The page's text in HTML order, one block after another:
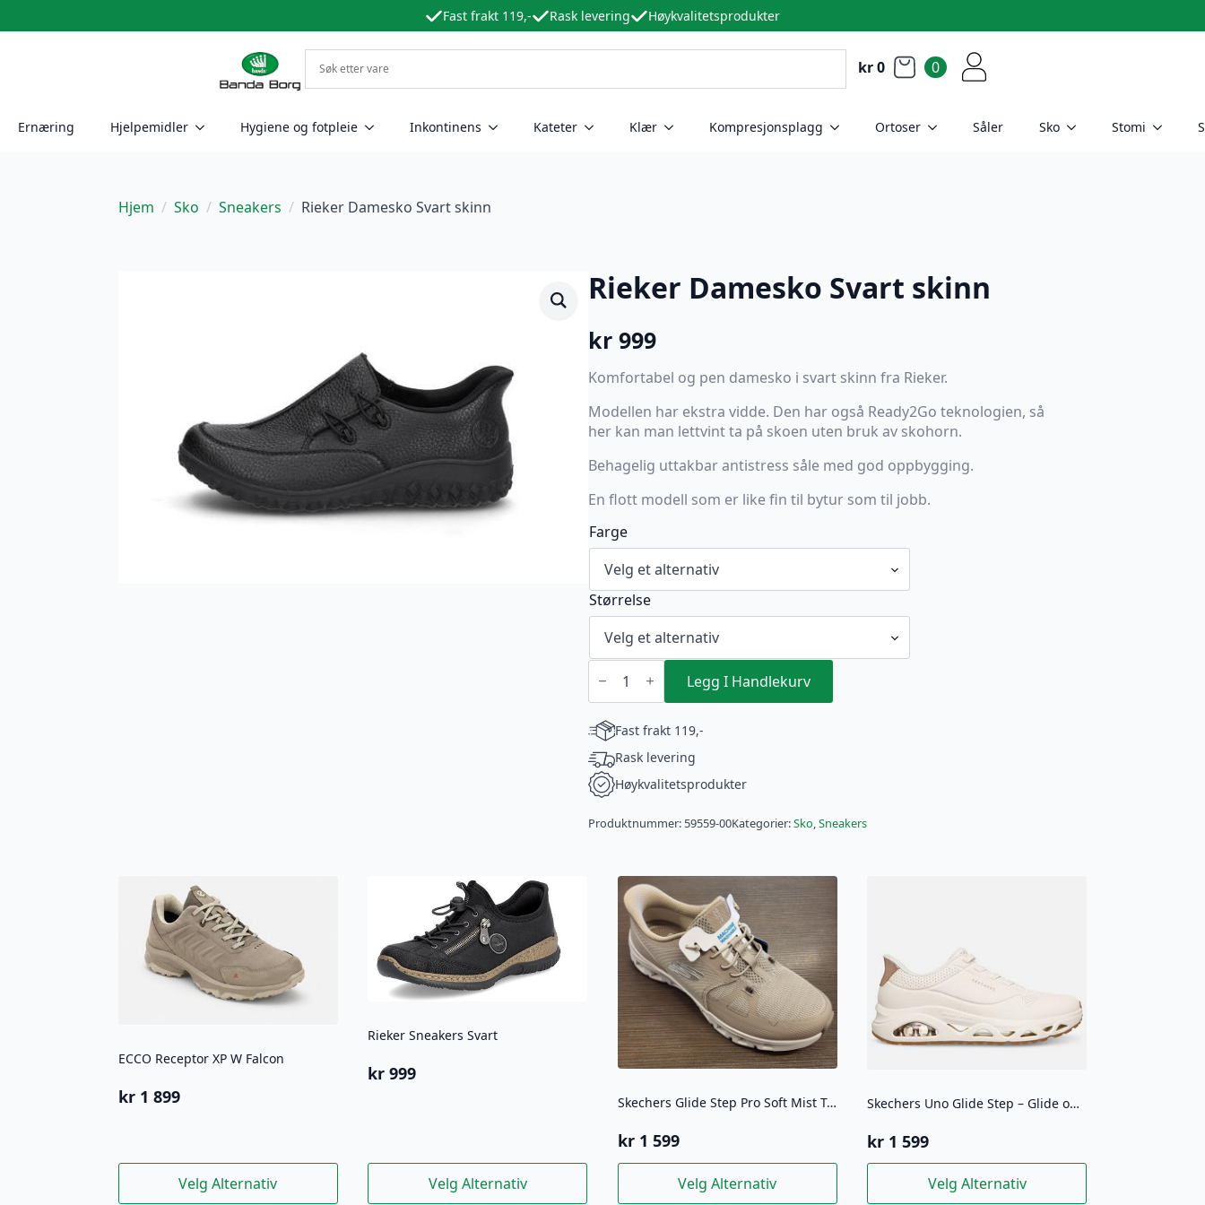
Fast frakt 119,- Rask levering Høykvalitetsprodukter
kr0 0
Ernæring Hjelpemidler Hygiene og fotpleie Inkontinens Kateter Klær Kompresjonsplagg Ortoser Såler Sko Stomi
Hjem Sko Sneakers Rieker Damesko Svart skinn
Rieker Damesko Svart skinn
kr 999
Komfortabel og pen damesko i svart skinn fra Rieker.
Modellen har ekstra vidde. Den har også Ready2Go teknologien, så
her kan man lettvint ta på skoen uten bruk av skohorn.
Behagelig uttakbar antistress såle med god oppbygging.
En flott modell som er like fin til bytur som til jobb.
Farge
Størrelse
Rieker
Damesko
skinn
antall
Legg I Handlekurv
Fast frakt 119,-
Rask levering
Høykvalitetsprodukter
Produktnummer: 59559-00Kategorier:Sko,Sneakers
ECCO Receptor XP W Falcon
kr 1 899
Velg Alternativ
Dette
produktet
Rieker Sneakers Svart
kr 999
Velg Alternativ
Dette
produktet
Skechers Glide Step Pro Soft Mist Taupe Vanntett
kr1 599
Velg Alternativ
Dette
produktet
Skechers Uno Glide Step – Glide on air White
kr 1 599
Velg Alternativ
Dette
produktet